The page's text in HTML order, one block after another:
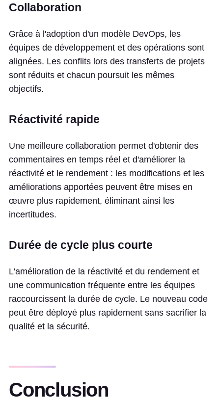
Collaboration
Grâce à l'adoption d'un modèle DevOps, les
équipes de développement et des opérations sont
alignées. Les conflits lors des transferts de projets
sont réduits et chacun poursuit les mêmes
objectifs.
Réactivité rapide
Une meilleure collaboration permet d'obtenir des
commentaires en temps réel et d'améliorer la
réactivité et le rendement : les modifications et les
améliorations apportées peuvent être mises en
œuvre plus rapidement, éliminant ainsi les
incertitudes.
Durée de cycle plus courte
L'amélioration de la réactivité et du rendement et
une communication fréquente entre les équipes
raccourcissent la durée de cycle. Le nouveau code
peut être déployé plus rapidement sans sacrifier la
qualité et la sécurité.
Conclusion